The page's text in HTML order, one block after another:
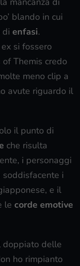
blando in cui
di enfasi.
si fossero
Themis credo
meno clip a
avute riguardo il
il punto di
che risulta
i personaggi
soddisfacente i
e il
le corde emotive
doppiato delle
ho rimpianto